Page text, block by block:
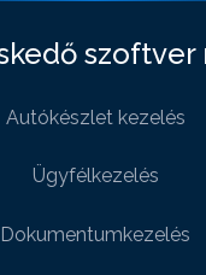
szoftver
Autókészlet kezelés
Ügyfélkezelés
Dokumentumkezelés